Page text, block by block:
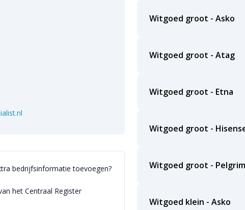
bedrijfsinformatie toevoegen?
het Centraal Register
Witgoed groot - Asko
Witgoed groot - Atag
Witgoed groot - Etna
Witgoed groot -
Witgoed groot - Pelgrim
Witgoed klein - Asko